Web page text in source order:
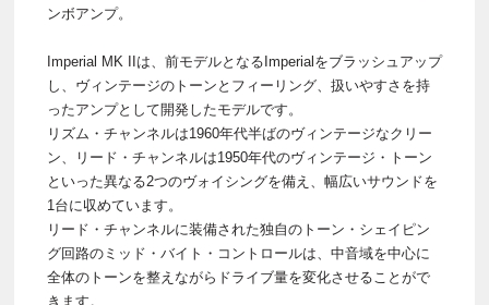
ンボアンプ。
Imperial MK IIは、前モデルとなるImperialをブラッシュアップ
し、ヴィンテージのトーンとフィーリング、扱いやすさを持
ったアンプとして開発したモデルです。
リズム・チャンネルは1960年代半ばのヴィンテージなクリー
ン、リード・チャンネルは1950年代のヴィンテージ・トーン
といった異なる2つのヴォイシングを備え、幅広いサウンドを
1台に収めています。
リード・チャンネルに装備された独自のトーン・シェイピン
グ回路のミッド・バイト・コントロールは、中音域を中心に
全体のトーンを整えながらドライブ量を変化させることがで
きます。